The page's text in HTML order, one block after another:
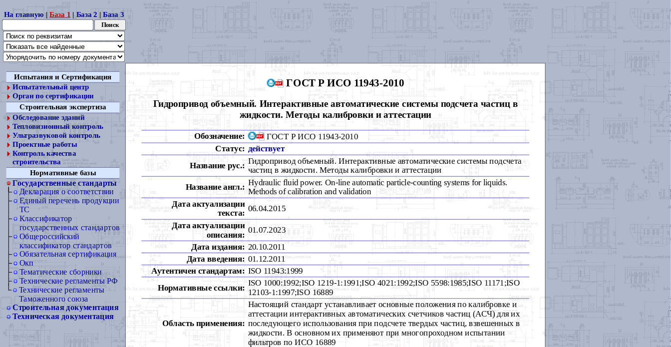
На главную |База 1 | База 2 |База 3
Испытания и Сертификация
Испытательный центр
Орган по сертификации
Строительная экспертиза
Обследование зданий
Тепловизионный контроль
Ультразвуковой контроль
Проектные работы
Контроль качества
строительства
Нормативные базы
Государственные стандарты
Декларация о соответствии
Единый перечень продукции
ТС
Классификатор
государственных стандартов
Общероссийский
классификатор стандартов
Обязательная сертификация
Окп
Тематические сборники
Технические регламенты РФ
Технические регламенты
Таможенного союза
Строительная документация
Техническая документация
ГОСТ Р ИСО 11943-2010
Гидропривод объемный. Интерактивные автоматические системы подсчета частиц в
жидкости. Методы калибровки и аттестации
Обозначение:
ГОСТ Р ИСО 11943-2010
Статус: действует
Название рус.:
Гидропривод объемный. Интерактивные автоматические системы подсчета
частиц в жидкости. Методы калибровки и аттестации
Название англ.:
Hydraulic fluid power. On-line automatic particle-counting systems for liquids.
Methods of calibration and validation
Дата актуализации
текста:
06.04.2015
Дата актуализации
описания:
01.07.2023
Дата издания: 20.10.2011
Дата введения: 01.12.2011
Аутентичен стандартам: ISO 11943:1999
Нормативные ссылки:
ISO 1000:1992;ISO 1219-1:1991;ISO 4021:1992;ISO 5598:1985;ISO 11171;ISO
12103-1:1997;ISO 16889
Область применения:
Настоящий стандарт устанавливает основные положения по калибровке и
аттестации интерактивных автоматических счетчиков частиц (АСЧ) для их
последующего использования при подсчете твердых частиц, взвешенных в
жидкости. В основном их применяют при многопроходном испытании
фильтров по ИСО 16889